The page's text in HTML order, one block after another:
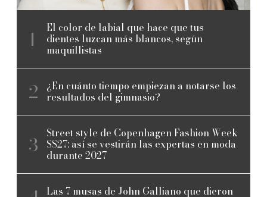
El color de labial que hace que tus
dientes luzcan más blancos, según
maquillistas
¿En cuánto tiempo empiezan a notarse los
resultados del gimnasio?
Street style de Copenhagen Fashion Week
SS27: así se vestirán las expertas en moda
durante 2027
Las 7 musas de John Galliano que dieron